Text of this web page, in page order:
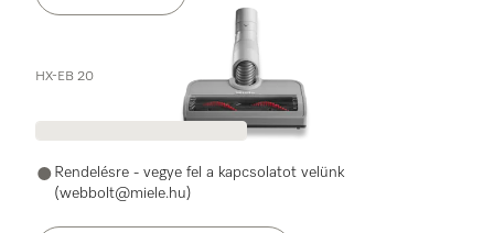
HX-EB 20
Rendelésre - vegye fel a kapcsolatot velünk
(webbolt@miele.hu)